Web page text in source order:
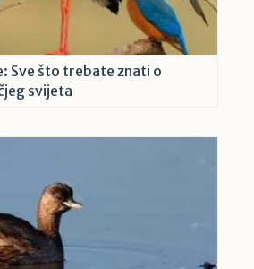
Sve što trebate znati o
svijeta